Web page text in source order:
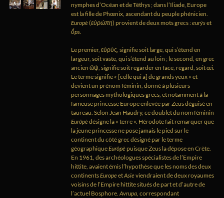
nymphes d’Océan et de Téthys ; dans l’Iliade, Europe
est la fille de Phœnix, ascendant du peuple phénicien.
Europè(εὐρώπη) provient de deux mots grecs :eurýset
ṓps.
Le premier, εὐρύς, signifie soit large, qui s’étend en
largeur, soit vaste, qui s’étend au loin ; le second, en grec
ancien ὤψ, signifie soit regarder en face, regard, soit œi.
Le terme signifie « [celle qui a] de grands yeux » et
devient un prénom féminin, donné à plusieurs
personnages mythologiques grecs, et notamment à la
fameuse princesse Europe enlevée par Zeus déguisé en
taureau. Selon Jean Haudry, ce doublet du nom féminin
Eurôpèdésigne la « terre ». Hérodote fait remarquer que
la jeune princesse ne pose jamais le pied sur le
continent du côté grec désigné par le terme
géographiqueEurôpèpuisque Zeus la dépose en Crète.
En 1961, des archéologues spécialistes de l’Empire
hittite, avaient émis l’hypothèse que les noms des deux
continentsEuropeetAsieviendraient de deux royaumes
voisins de l’Empire hittite situés de part et d’autre de
l’actuel Bosphore.Avrupa, correspondant